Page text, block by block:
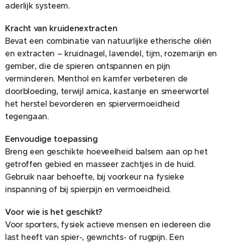
aderlijk systeem.
Kracht van kruidenextracten
Bevat een combinatie van natuurlijke etherische oliën
en extracten – kruidnagel, lavendel, tijm, rozemarijn en
gember, die de spieren ontspannen en pijn
verminderen. Menthol en kamfer verbeteren de
doorbloeding, terwijl arnica, kastanje en smeerwortel
het herstel bevorderen en spiervermoeidheid
tegengaan.
Eenvoudige toepassing
Breng een geschikte hoeveelheid balsem aan op het
getroffen gebied en masseer zachtjes in de huid.
Gebruik naar behoefte, bij voorkeur na fysieke
inspanning of bij spierpijn en vermoeidheid.
Voor wie is het geschikt?
Voor sporters, fysiek actieve mensen en iedereen die
last heeft van spier-, gewrichts- of rugpijn. Een